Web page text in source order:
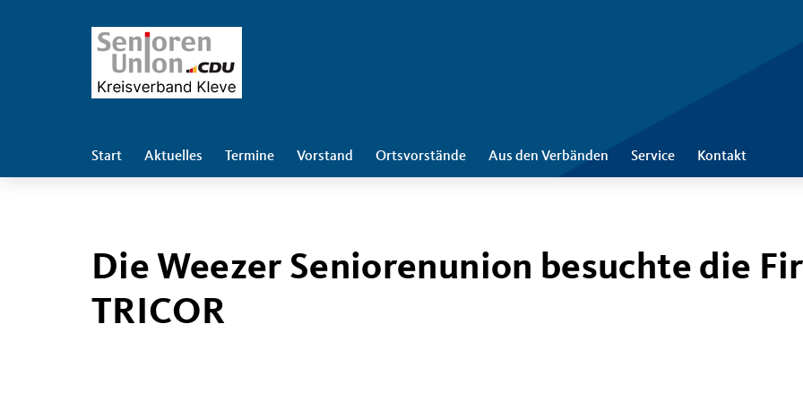
Start Aktuelles Termine Vorstand Ortsvorstände Aus den Verbänden Service Kontakt
Die Weezer Seniorenunion besuchte die
TRICOR